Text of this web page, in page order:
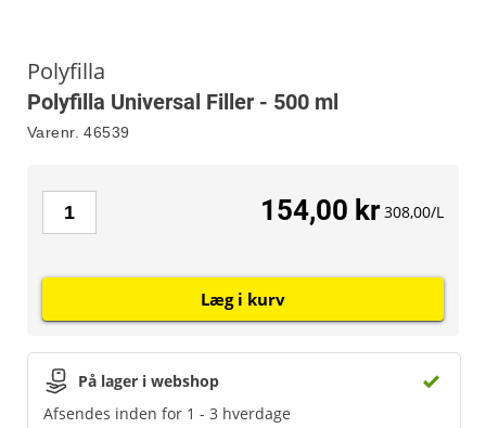
Polyfilla
Polyfilla Universal Filler - 500 ml
Varenr. 46539
På lager i webshop
Afsendes inden for 1 - 3 hverdage
154,00 kr 308,00/L
Læg i kurv